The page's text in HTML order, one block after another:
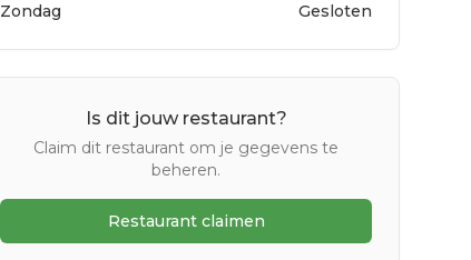
Zondag
Gesloten
Is dit jouw restaurant?
Claim dit restaurant om je gegevens te
beheren.
Restaurant claimen